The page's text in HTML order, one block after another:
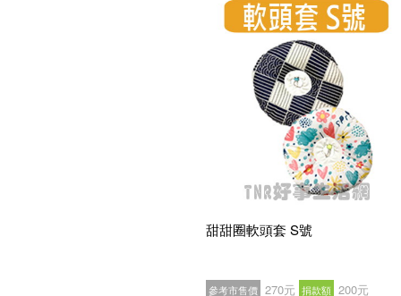
甜甜圈軟頭套 S號
參考市售價 270元 捐款額 200元